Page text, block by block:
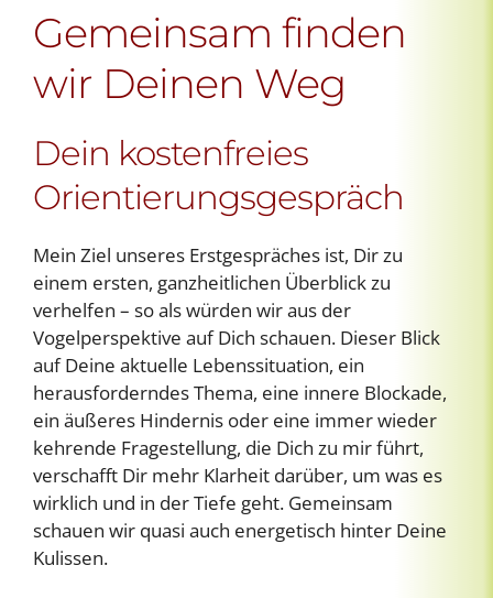
Gemeinsam finden
wir Deinen Weg
Dein kostenfreies
Orientierungsgespräch
Mein Ziel unseres Erstgespräches ist, Dir zu
einem ersten, ganzheitlichen Überblick zu
verhelfen – so als würden wir aus der
Vogelperspektive auf Dich schauen. Dieser Blick
auf Deine aktuelle Lebenssituation, ein
herausforderndes Thema, eine innere Blockade,
ein äußeres Hindernis oder eine immer wieder
kehrende Fragestellung, die Dich zu mir führt,
verschafft Dir mehr Klarheit darüber, um was es
wirklich und in der Tiefe geht. Gemeinsam
schauen wir quasi auch energetisch hinter Deine
Kulissen.